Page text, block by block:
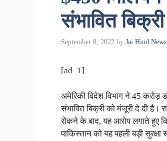
संभावित
September 8, 2022 by Jai Hind News
[ad_1]
अमेरिकी विदेश विभाग ने 45
संभावित बिक्री को मंजूरी दे दी है।
रोकने के बाद, यह आरोप लगाते हुए
पाकिस्तान को यह पहली बड़ी सुरक्षा